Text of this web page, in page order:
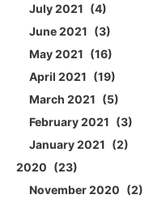
July 2021
4
June 2021
3
May 2021
16
April 2021
19
March 2021
5
February 2021
3
January 2021
2
2020
23
November 2020
2